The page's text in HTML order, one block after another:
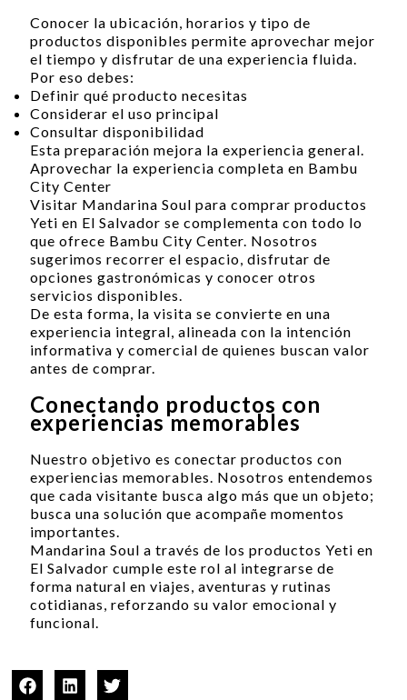
Conocer la ubicación, horarios y tipo de
productos disponibles permite aprovechar mejor
el tiempo y disfrutar de una experiencia fluida.
Por eso debes:
Definir qué producto necesitas
Considerar el uso principal
Consultar disponibilidad
Esta preparación mejora la experiencia general.
Aprovechar la experiencia completa en Bambu
City Center
Visitar Mandarina Soul para comprar productos
Yeti en El Salvador se complementa con todo lo
que ofrece Bambu City Center. Nosotros
sugerimos recorrer el espacio, disfrutar de
opciones gastronómicas y conocer otros
servicios disponibles.
De esta forma, la visita se convierte en una
experiencia integral, alineada con la intención
informativa y comercial de quienes buscan valor
antes de comprar.
Conectando productos con
experiencias memorables
Nuestro objetivo es conectar productos con
experiencias memorables. Nosotros entendemos
que cada visitante busca algo más que un objeto;
busca una solución que acompañe momentos
importantes.
Mandarina Soul a través de los productos Yeti en
El Salvador cumple este rol al integrarse de
forma natural en viajes, aventuras y rutinas
cotidianas, reforzando su valor emocional y
funcional.